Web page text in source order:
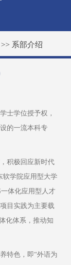
>> 系部介绍
士学位授予权，
的一流本科专
积极回应新时代
软学院应用型大学
体化应用型人才
目实践为主要载
化体系，推动知
特色，即“外语为